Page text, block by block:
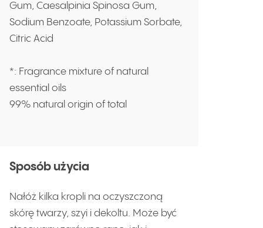
Gum, Caesalpinia Spinosa Gum,
Sodium Benzoate, Potassium Sorbate,
Citric Acid
*: Fragrance mixture of natural
essential oils
99% natural origin of total
Sposób użycia
Nałóż kilka kropli na oczyszczoną
skórę twarzy, szyi i dekoltu. Może być